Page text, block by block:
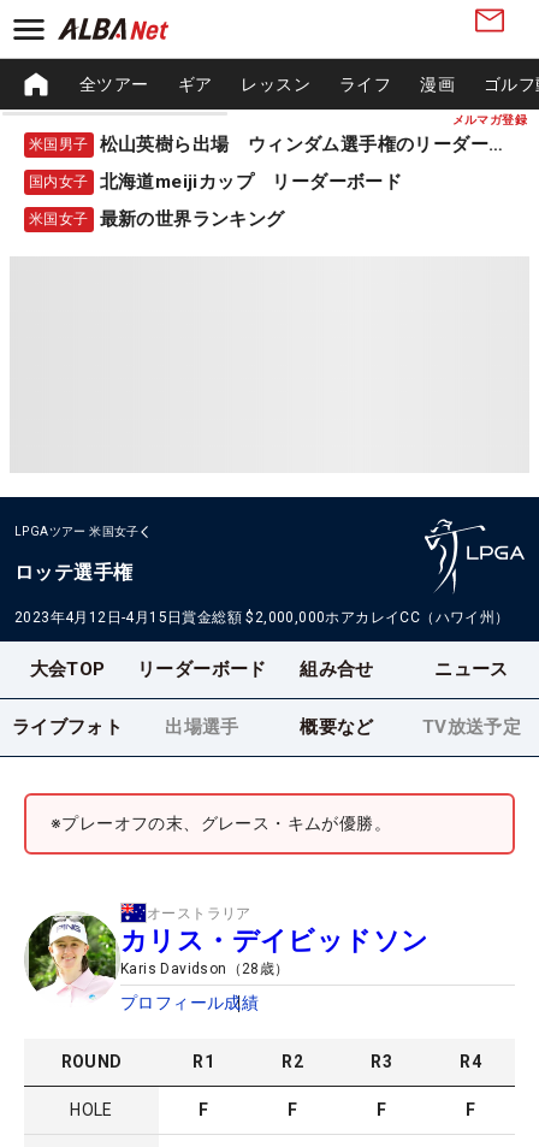
メルマガ登録
全ツアー ギア レッスン ライフ 漫画 ゴル
米国男子 松山英樹ら出場 ウィンダム選手権のリーダーボード
国内女子 北海道meijiカップ リーダーボード
米国女子 最新の世界ランキング
LPGAツアー 米国女子
ロッテ選手権
2023年4月12日-4月15日賞金総額 $2,000,000ホアカレイCC（ハワイ州）
大会TOP リーダーボード 組み合せ ニュース
ライブフォト 出場選手 概要など TV放送予定
※プレーオフの末、グレース・キムが優勝。
オーストラリア
カリス・デイビッドソン
Karis Davidson （28 歳）
プロフィール成績
ROUND R1 R2 R3 R4
HOLE F F F F